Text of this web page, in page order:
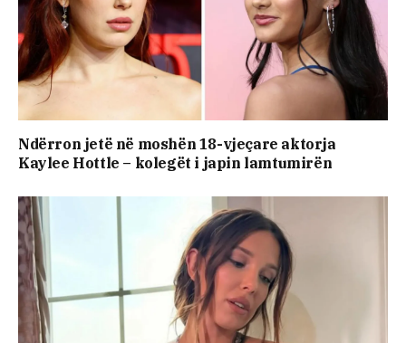
Ndërron jetë në moshën 18-vjeçare aktorja
Kaylee Hottle – kolegët i japin lamtumirën